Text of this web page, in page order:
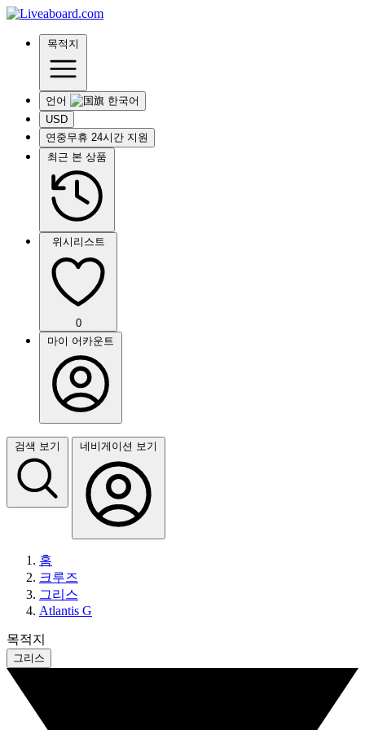
목적지
언어
USD
연중무휴 24시간 지원
최근 본 상품
위시리스트
0
마이 어카운트
검색 보기 네비게이션 보기
홈
크루즈
그리스
Atlantis G
목적지
그리스